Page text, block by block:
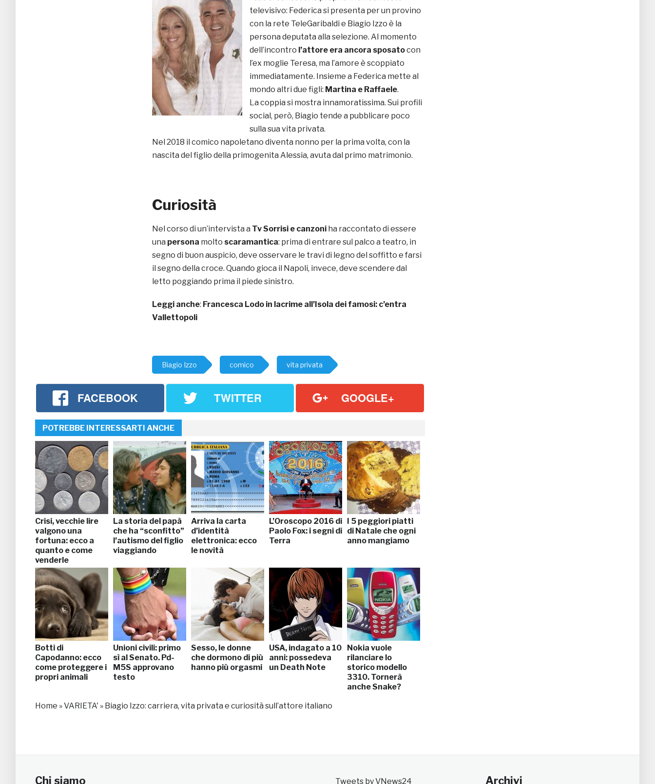
televisivo: Federica si presenta per un provino
con la rete TeleGaribaldi e Biagio Izzo è la
persona deputata alla selezione. Al momento
dell’incontro l’attore era ancora sposatocon
l’ex moglie Teresa, ma l’amore è scoppiato
immediatamente. Insieme a Federica mette al
mondo altri due figli: Martina e Raffaele.
La coppia si mostra innamoratissima. Sui profili
social, però, Biagio tende a pubblicare poco
sulla sua vita privata.
Nel 2018 il comico napoletano diventa nonno per la prima volta, con la
nascita del figlio della primogenita Alessia, avuta dal primo matrimonio.
Curiosità
Nel corso di un’intervista a Tv Sorrisi e canzoni ha raccontato di essere
una persona molto scaramantica: prima di entrare sul palco a teatro, in
segno di buon auspicio, deve osservare le travi di legno del soffitto e farsi
il segno della croce. Quando gioca il Napoli, invece, deve scendere dal
letto poggiando prima il piede sinistro.
Leggi anche: Francesca Lodo in lacrime all’Isola dei famosi: c’entra
Vallettopoli
Biagio Izzo comico vita privata
FACEBOOK TWITTER GOOGLE+
POTREBBE INTERESSARTI ANCHE
Crisi, vecchie lire
valgono una
fortuna: ecco a
quanto e come
venderle
La storia del papà
che ha “sconfitto”
l’autismo del figlio
viaggiando
Arriva la carta
d’identità
elettronica: ecco
le novità
L’Oroscopo 2016 di
Paolo Fox: i segni di
Terra
I 5 peggiori piatti
di Natale che ogni
anno mangiamo
Botti di
Capodanno: ecco
come proteggere i
propri animali
Unioni civili: primo
sì al Senato. Pd-
M5S approvano
testo
Sesso, le donne
che dormono di più
hanno più orgasmi
USA, indagato a 10
anni: possedeva
un Death Note
Nokia vuole
rilanciare lo
storico modello
3310. Tornerà
anche Snake?
Home »VARIETA' » Biagio Izzo: carriera, vita privata e curiosità sull’attore italiano
Chi siamo Tweets by VNews24 Archivi